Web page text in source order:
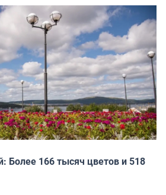
Более 166 тысяч цветов и 518